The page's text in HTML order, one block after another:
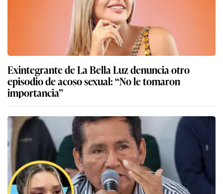
Exintegrante de La Bella Luz denuncia otro
episodio de acoso sexual: “No le tomaron
importancia”